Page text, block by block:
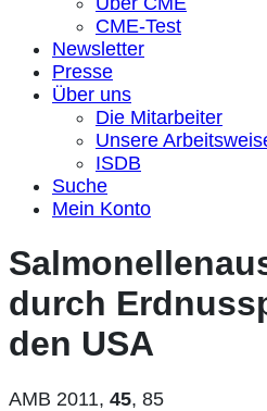
CME-Test
Newsletter
Presse
Über uns
Die Mitarbeiter
Unsere
ISDB
Suche
Mein Konto
durch
den USA
AMB 2011, 45, 85